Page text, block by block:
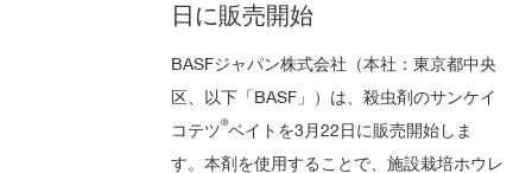
日に販売開始
BASFジャパン株式会社（本社：東京都中央
区、以下「BASF」）は、殺虫剤のサンケイ
コテツ®ベイトを3月22日に販売開始しま
す。本剤を使用することで、施設栽培ホウレ